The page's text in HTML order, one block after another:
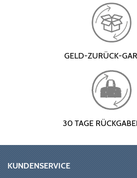
GELD-ZURÜCK-
30 TAGE
KUNDENSERVICE